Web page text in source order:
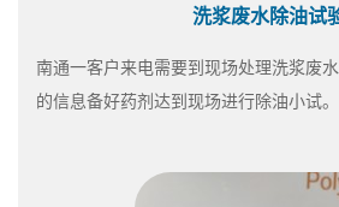
洗浆废水除油试
南通一客户来电需要到现场处理洗浆废
的信息备好药剂达到现场进行除油小试。